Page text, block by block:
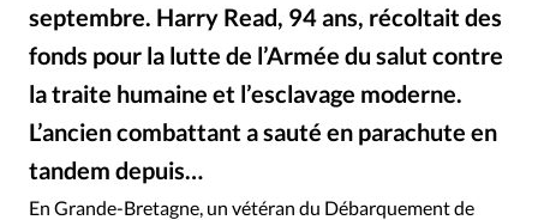
RUBRIQUES
Toute l'actualité Bible Culture
Economie
Eglises
Histoire Laicité
Liberté religieuse
Mission
Monde People Politique
Religions
Société
septembre. Harry Read, 94 ans, récoltait des
fonds pour la lutte de l’Armée du salut contre
la traite humaine et l’esclavage moderne.
L’ancien combattant a sauté en parachute en
tandem depuis…
En Grande-Bretagne, un vétéran du Débarquement de